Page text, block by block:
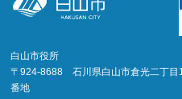
白山市役所
〒924-8688 石川県白山市倉光二丁目1
番地